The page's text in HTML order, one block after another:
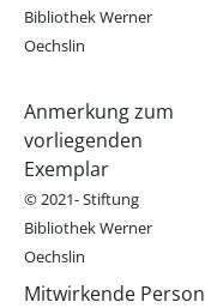
Bibliothek Werner
Oechslin
Anmerkung zum
vorliegenden
Exemplar
© 2021- Stiftung
Bibliothek Werner
Oechslin
Mitwirkende Person